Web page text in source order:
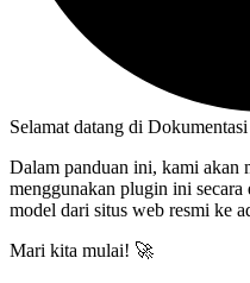
Selamat datang di
Dalam panduan ini, kami akan
menggunakan plugin ini
model dari situs web resmi ke
Mari kita mulai! 🚀